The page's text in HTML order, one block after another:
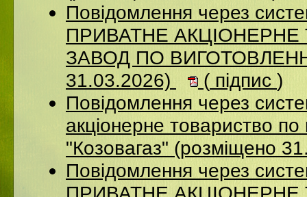
Повідомлення через
ПРИВАТНЕ
ЗАВОД ПО
31.03.2026)
( підпис )
Повідомлення через
акціонерне товариство по
"Козовагаз" (розміщено
Повідомлення через